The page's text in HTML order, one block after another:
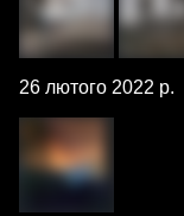
26 лютого 2022 р.